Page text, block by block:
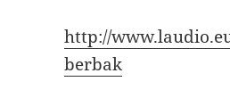
http://
berbak